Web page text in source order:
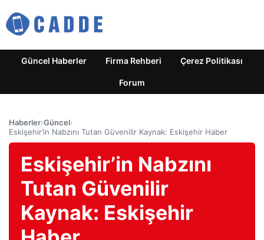
Güncel Haberler Firma Rehberi Çerez Politikası
Forum
Haberler›Güncel›
Eskişehir’in Nabzını Tutan Güvenilir Kaynak: Eskişehir Haber
Eskişehir’in Nabzını
Tutan Güvenilir
Kaynak: Eskişehir